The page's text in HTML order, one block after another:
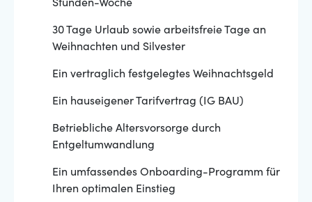
Stunden-Woche
30 Tage Urlaub sowie arbeitsfreie Tage an
Weihnachten und Silvester
Ein vertraglich festgelegtes Weihnachtsgeld
Ein hauseigener Tarifvertrag (IG BAU)
Betriebliche Altersvorsorge durch
Entgeltumwandlung
Ein umfassendes Onboarding-Programm für
Ihren optimalen Einstieg